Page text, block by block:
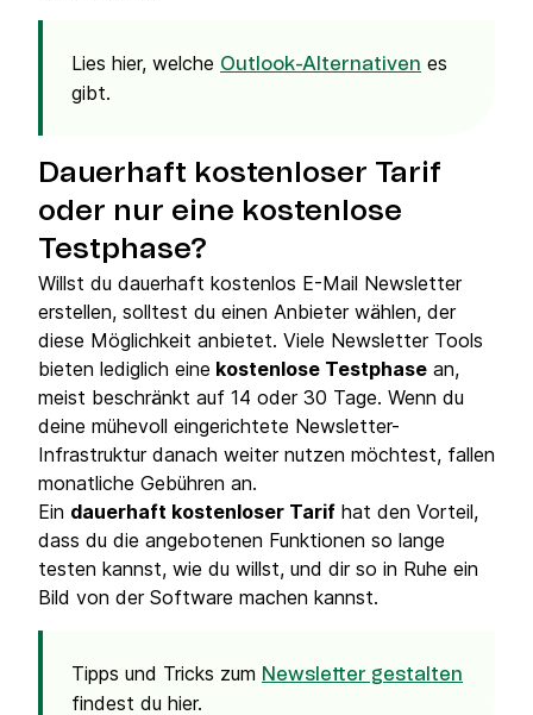
Lies hier, welche Outlook-Alternativen es
gibt.
Dauerhaft kostenloser Tarif
oder nur eine kostenlose
Testphase?
Willst du dauerhaft kostenlos E-Mail Newsletter
erstellen, solltest du einen Anbieter wählen, der
diese Möglichkeit anbietet. Viele Newsletter Tools
bieten lediglich eine kostenlose Testphase an,
meist beschränkt auf 14 oder 30 Tage. Wenn du
deine mühevoll eingerichtete Newsletter-
Infrastruktur danach weiter nutzen möchtest, fallen
monatliche Gebühren an.
Ein dauerhaft kostenloser Tarif hat den Vorteil,
dass du die angebotenen Funktionen so lange
testen kannst, wie du willst, und dir so in Ruhe ein
Bild von der Software machen kannst.
Tipps und Tricks zum Newsletter gestalten
findest du hier.